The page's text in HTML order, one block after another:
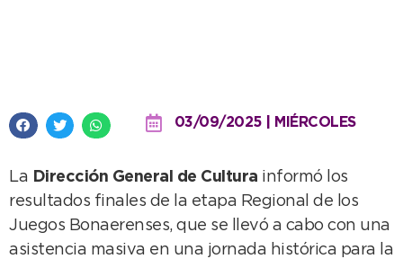
03/09/2025 | MIÉRCOLES
La Dirección General de Cultura informó los
resultados finales de la etapa Regional de los
Juegos Bonaerenses, que se llevó a cabo con una
asistencia masiva en una jornada histórica para la